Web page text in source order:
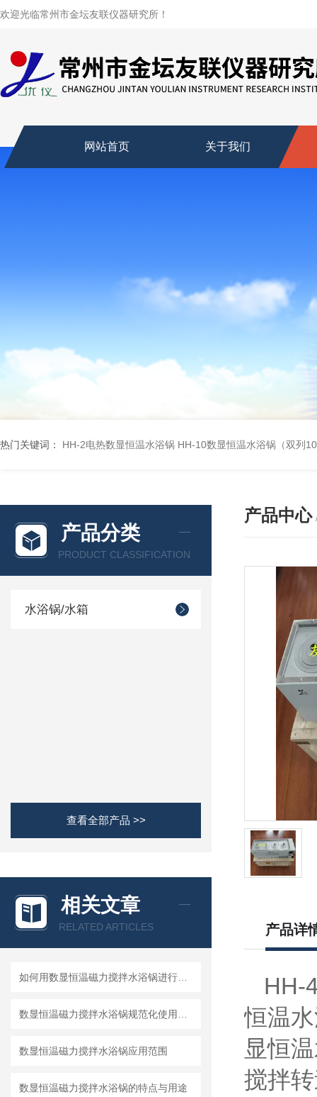
欢迎光临常州市金坛友联仪器研究所！
网站首页 关于我们
热门关键词： HH-2电热数显恒温水浴锅 HH-10数显恒温水浴锅（双列
产品分类
PRODUCT CLASSIFICATION
水浴锅/水箱
查看全部产品 >>
相关文章
RELATED ARTICLES
数显恒温磁力搅拌水浴锅应用范围
数显恒温磁力搅拌水浴锅的特点与用途
产品中心
产品详
HH-
恒温
显恒
搅拌